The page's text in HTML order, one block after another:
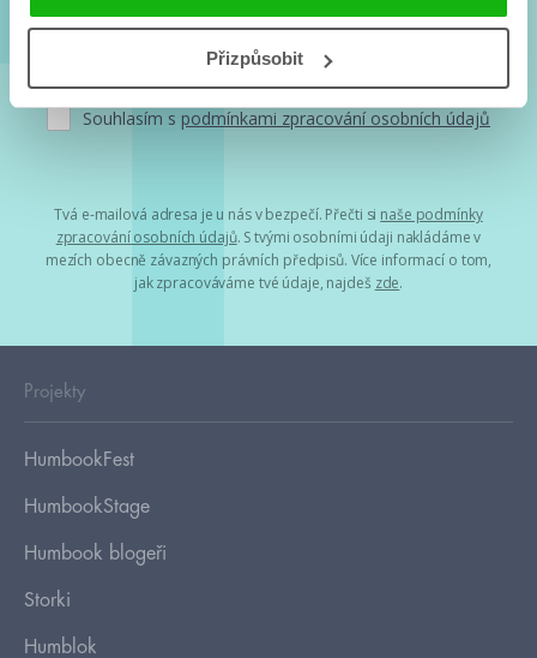
Přizpůsobit
Souhlasím s podmínkami zpracování osobních údajů
Tvá e-mailová adresa je u nás v bezpečí. Přečti si naše podmínky
zpracování osobních údajů. S tvými osobními údaji nakládáme v
mezích obecně závazných právních předpisů. Více informací o tom,
jak zpracováváme tvé údaje, najdeš zde.
Projekty
HumbookFest
HumbookStage
Humbook blogeři
Storki
Humblok